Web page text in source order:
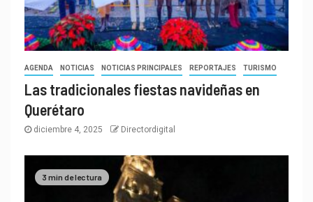
AGENDA NOTICIAS NOTICIAS PRINCIPALES REPORTAJES TURISMO
Las tradicionales fiestas navideñas en
Querétaro
diciembre 4, 2025 Directordigital
3 min de lectura